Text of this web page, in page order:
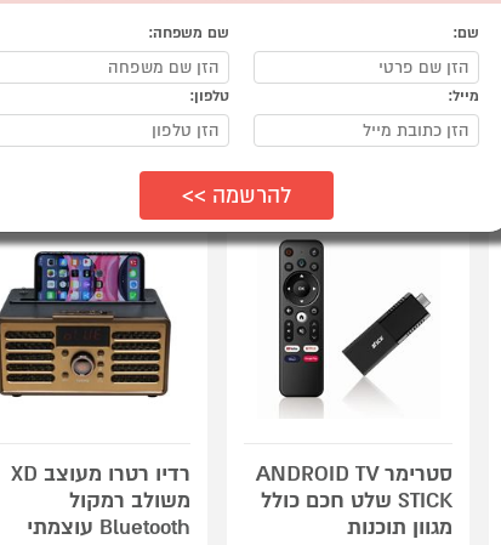
סטרימר ANDROID TV
STICK שלט חכם כולל
מגוון תוכנות
רדיו רטרו מעוצב XD
משולב רמקול
Bluetooth עוצמתי
שם: שם משפחה:
מייל: טלפון: